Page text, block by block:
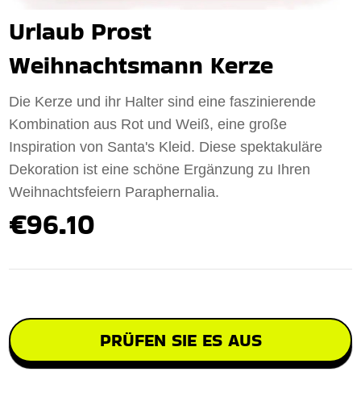
Urlaub Prost
Weihnachtsmann Kerze
Die Kerze und ihr Halter sind eine faszinierende
Kombination aus Rot und Weiß, eine große
Inspiration von Santa's Kleid. Diese spektakuläre
Dekoration ist eine schöne Ergänzung zu Ihren
Weihnachtsfeiern Paraphernalia.
€96.10
PRÜFEN SIE ES AUS